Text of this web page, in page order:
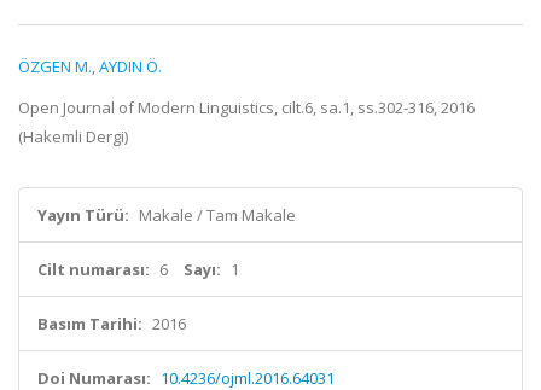
ÖZGEN M.,AYDIN Ö.
Open Journal of Modern Linguistics, cilt.6, sa.1, ss.302-316, 2016
(Hakemli Dergi)
Yayın Türü: Makale / Tam Makale
Cilt numarası: 6 Sayı: 1
Basım Tarihi: 2016
Doi Numarası: 10.4236/ojml.2016.64031